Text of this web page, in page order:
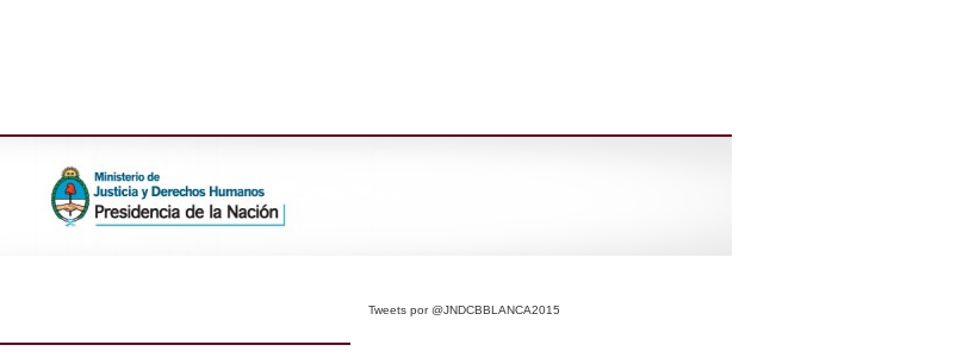
Tweets por @JNDCBBLANCA2015